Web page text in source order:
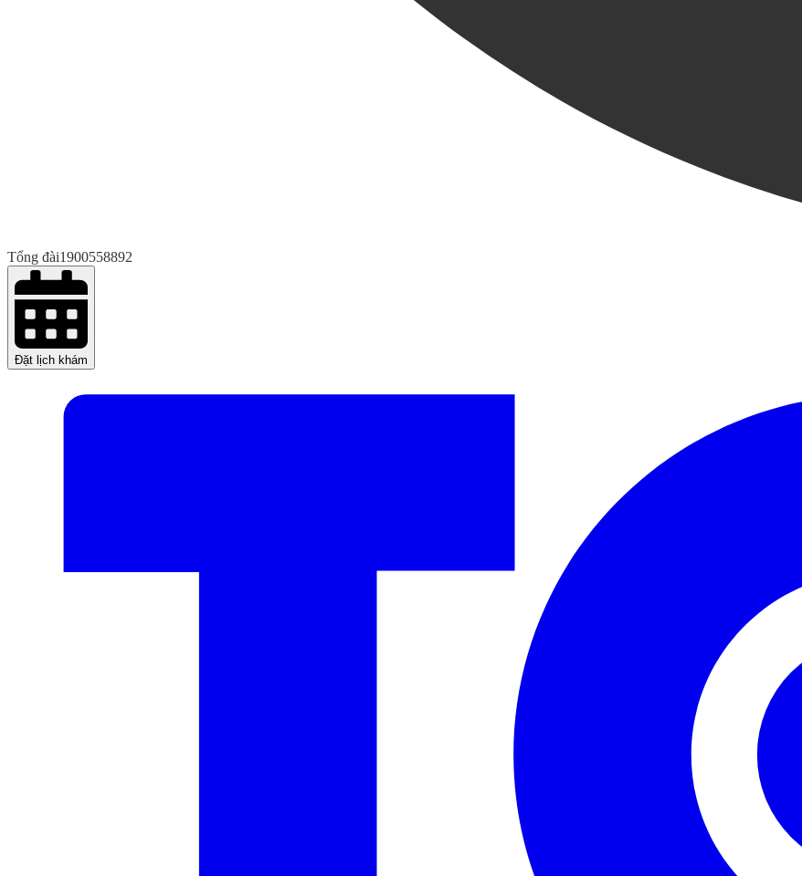
Tổng đài1900558892
Đặt lịch khám